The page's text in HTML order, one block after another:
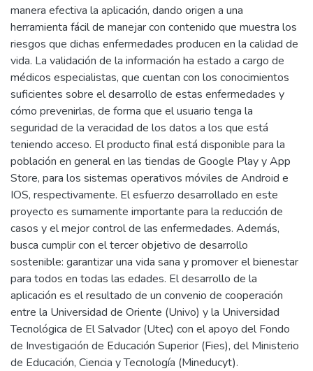
manera efectiva la aplicación, dando origen a una
herramienta fácil de manejar con contenido que muestra los
riesgos que dichas enfermedades producen en la calidad de
vida. La validación de la información ha estado a cargo de
médicos especialistas, que cuentan con los conocimientos
suficientes sobre el desarrollo de estas enfermedades y
cómo prevenirlas, de forma que el usuario tenga la
seguridad de la veracidad de los datos a los que está
teniendo acceso. El producto final está disponible para la
población en general en las tiendas de Google Play y App
Store, para los sistemas operativos móviles de Android e
IOS, respectivamente. El esfuerzo desarrollado en este
proyecto es sumamente importante para la reducción de
casos y el mejor control de las enfermedades. Además,
busca cumplir con el tercer objetivo de desarrollo
sostenible: garantizar una vida sana y promover el bienestar
para todos en todas las edades. El desarrollo de la
aplicación es el resultado de un convenio de cooperación
entre la Universidad de Oriente (Univo) y la Universidad
Tecnológica de El Salvador (Utec) con el apoyo del Fondo
de Investigación de Educación Superior (Fies), del Ministerio
de Educación, Ciencia y Tecnología (Mineducyt).